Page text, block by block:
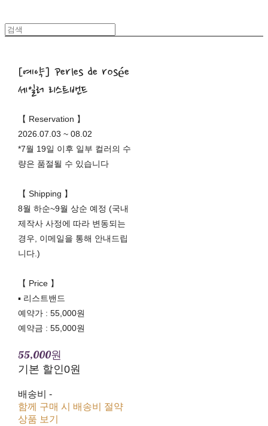
[예약] Perles de rosée
세일러 리스트밴드
【 Reservation 】
2026.07.03 ~ 08.02
*7월 19일 이후 일부 컬러의 수
량은 품절될 수 있습니다
【 Shipping 】
8월 하순~9월 상순 예정 (국내
제작사 사정에 따라 변동되는
경우, 이메일을 통해 안내드립
니다.)
【 Price 】
▪ 리스트밴드
예약가 : 55,000원
예약금 : 55,000원
55,000원
기본 할인0원
배송비 -
함께 구매 시 배송비 절약
상품 보기